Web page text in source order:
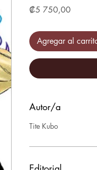
₡5 750,00Precio
Agregar al
Autor/a
Tite Kubo